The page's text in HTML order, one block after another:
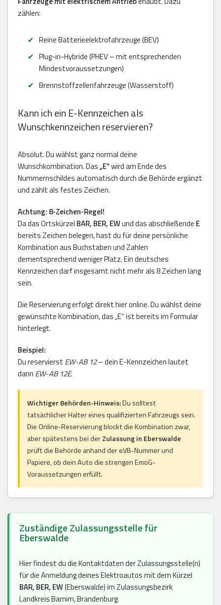
zählen:
Reine Batterieelektrofahrzeuge (BEV)
Plug-in-Hybride (PHEV – mit entsprechenden
Mindestvoraussetzungen)
Brennstoffzellenfahrzeuge (Wasserstoff)
Kann ich ein E-Kennzeichen als
Wunschkennzeichen reservieren?
Absolut. Du wählst ganz normal deine
Wunschkombination. Das„E“wird am Ende des
Nummernschildes automatisch durch die Behörde ergänzt
und zählt als festes Zeichen.
Achtung: 8-Zeichen-Regel!
Da das Ortskürzel BAR, BER, EWund das abschließende E
bereits Zeichen belegen, hast du für deine persönliche
Kombination aus Buchstaben und Zahlen
dementsprechend weniger Platz. Ein deutsches
Kennzeichen darf insgesamt nicht mehr als 8 Zeichen lang
sein.
Die Reservierung erfolgt direkt hier online. Du wählst deine
gewünschte Kombination, das „E“ ist bereits im Formular
hinterlegt.
Beispiel:
Du reservierst EW-AB 12– dein E-Kennzeichen lautet
dann EW-AB 12E.
Wichtiger Behörden-Hinweis:Du solltest
tatsächlicher Halter eines qualifizierten Fahrzeugs sein.
Die Online-Reservierung blockt die Kombination zwar,
aber spätestens bei derZulassung in Eberswalde
prüft die Behörde anhand der eVB-Nummer und
Papiere, ob dein Auto die strengen EmoG-
Voraussetzungen erfüllt.
Zuständige Zulassungsstelle für
Eberswalde
Hier findest du die Kontaktdaten der Zulassungsstelle(n)
für die Anmeldung deines Elektroautos mit dem Kürzel
BAR, BER, EW(Eberswalde) im Zulassungsbezirk
Landkreis Barnim, Brandenburg: